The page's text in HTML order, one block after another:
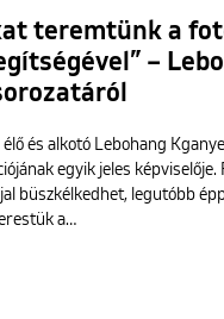
teremtünk a
–
és alkotó Lebohang
egyik jeles képviselője.
büszkélkedhet, legutóbb
a…